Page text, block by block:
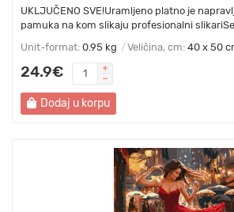
UKLJUČENO SVE!Uramljeno platno je
pamuka na kom slikaju profesionalni
Unit-format: 0.95 kg Veličina, cm: 40 x 50
24.9€
Dodaj u korpu